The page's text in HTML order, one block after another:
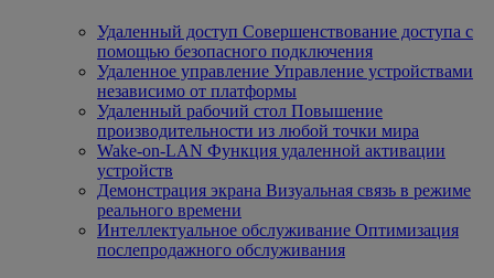
Удаленный доступ Совершенствование доступа с
помощью безопасного подключения
Удаленное управление Управление устройствами
независимо от платформы
Удаленный рабочий стол Повышение
производительности из любой точки мира
Wake-on-LAN Функция удаленной активации
устройств
Демонстрация экрана Визуальная связь в режиме
реального времени
Интеллектуальное обслуживание Оптимизация
послепродажного обслуживания